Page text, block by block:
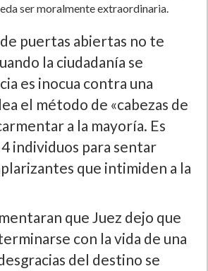
ser moralmente extraordinaria.
puertas abiertas no te
la ciudadaní­a se
es inocua contra una
el método de «cabezas de
a la mayorí­a. Es
individuos para sentar
que intimiden a la
que Juez dejo que
con la vida de una
del destino se